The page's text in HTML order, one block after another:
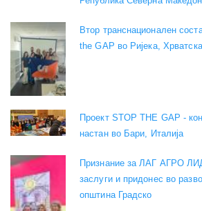
Втор транснационален
the GAP во Ријека, Хрватска
Проект STOP THE GAP -
настан во Бари, Италија
Признание за ЛАГ АГРО
заслуги и придонес во
општина Градско